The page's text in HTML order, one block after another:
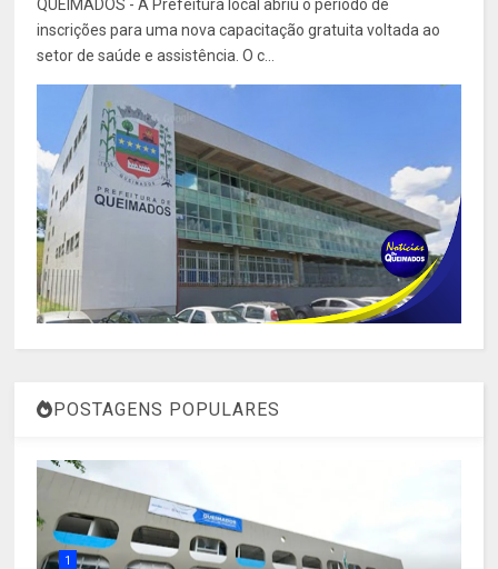
QUEIMADOS - A Prefeitura local abriu o período de
inscrições para uma nova capacitação gratuita voltada ao
setor de saúde e assistência. O c...
POSTAGENS POPULARES
1